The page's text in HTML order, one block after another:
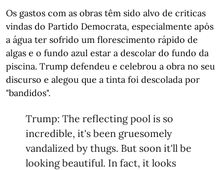
Os gastos com as obras têm sido alvo de criticas
vindas do Partido Democrata, especialmente após
a água ter sofrido um florescimento rápido de
algas e o fundo azul estar a descolar do fundo da
piscina. Trump defendeu e celebrou a obra no seu
discurso e alegou que a tinta foi descolada por
"bandidos".
Trump: The reflecting pool is so
incredible, it's been gruesomely
vandalized by thugs. But soon it'll be
looking beautiful. In fact, it looks